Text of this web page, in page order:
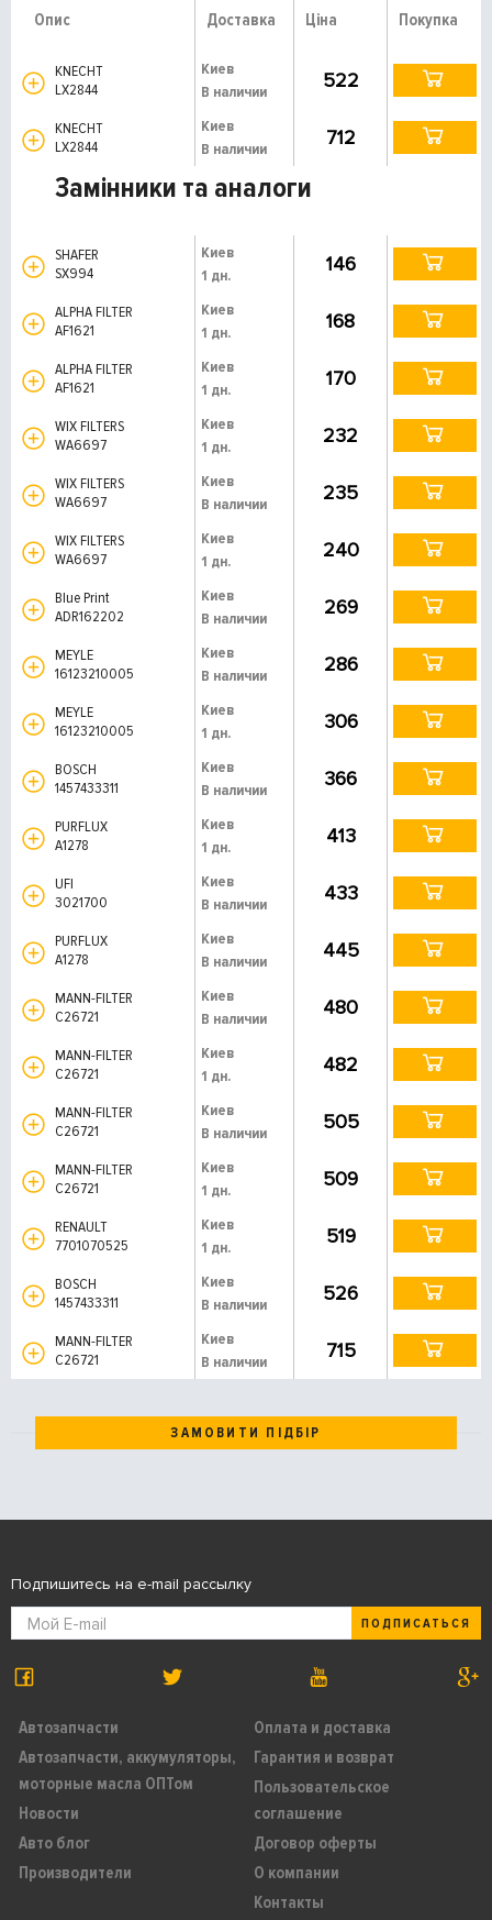
Опис Доставка Ціна Покупка
KNECHT
LX2844
Киев
В наличии
522
KNECHT
LX2844
Киев
В наличии
712
Замінники та аналоги
SHAFER
SX994
Киев
1 дн.
146
ALPHA FILTER
AF1621
Киев
1 дн.
168
ALPHA FILTER
AF1621
Киев
1 дн.
170
WIX FILTERS
WA6697
Киев
1 дн.
232
WIX FILTERS
WA6697
Киев
В наличии
235
WIX FILTERS
WA6697
Киев
1 дн.
240
Blue Print
ADR162202
Киев
В наличии
269
MEYLE
16123210005
Киев
В наличии
286
MEYLE
16123210005
Киев
1 дн.
306
BOSCH
1457433311
Киев
В наличии
366
PURFLUX
A1278
Киев
1 дн.
413
UFI
3021700
Киев
В наличии
433
PURFLUX
A1278
Киев
В наличии
445
MANN-FILTER
C26721
Киев
В наличии
480
MANN-FILTER
C26721
Киев
1 дн.
482
MANN-FILTER
C26721
Киев
В наличии
505
MANN-FILTER
C26721
Киев
1 дн.
509
RENAULT
7701070525
Киев
1 дн.
519
BOSCH
1457433311
Киев
В наличии
526
MANN-FILTER
C26721
Киев
В наличии
715
ЗАМОВИТИ ПІДБІР
Автозапчасти
Автозапчасти, аккумуляторы,
моторные масла ОПТом
Новости
Авто блог
Производители
Оплата и доставка
Гарантия и возврат
Пользовательское
соглашение
Договор оферты
О компании
Контакты
Подпишитесь на e-mail рассылку
ПОДПИСАТЬСЯ